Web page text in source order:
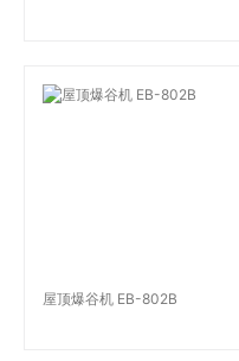
屋顶爆谷机 EB-802B